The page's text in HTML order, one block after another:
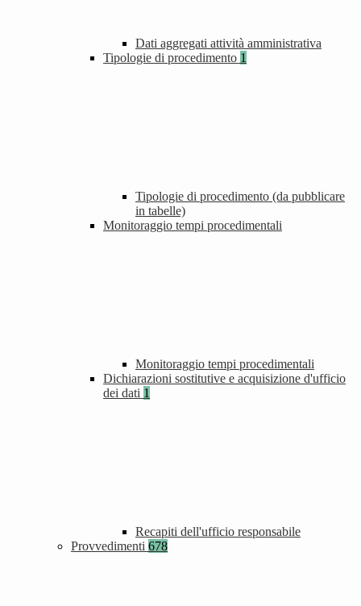
Dati aggregati attività amministrativa
Tipologie di procedimento 1
Tipologie di procedimento (da pubblicare
in tabelle)
Monitoraggio tempi procedimentali
Monitoraggio tempi procedimentali
Dichiarazioni sostitutive e acquisizione d'ufficio
dei dati 1
Recapiti dell'ufficio responsabile
Provvedimenti 678